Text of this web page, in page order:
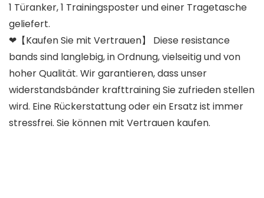
1 Türanker, 1 Trainingsposter und einer Tragetasche
geliefert.
❤【Kaufen Sie mit Vertrauen】 Diese resistance
bands sind langlebig, in Ordnung, vielseitig und von
hoher Qualität. Wir garantieren, dass unser
widerstandsbänder krafttraining Sie zufrieden stellen
wird. Eine Rückerstattung oder ein Ersatz ist immer
stressfrei. Sie können mit Vertrauen kaufen.